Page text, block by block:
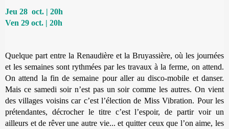
Jeu 28 oct. | 20h
Ven 29 oct. | 20h
Quelque part entre la Renaudière et la Bruyassière, où les journées
et les semaines sont rythmées par les travaux à la ferme, on attend.
On attend la fin de semaine pour aller au disco-mobile et danser.
Mais ce samedi soir n’est pas un soir comme les autres. On vient
des villages voisins car c’est l’élection de Miss Vibration. Pour les
prétendantes, décrocher le titre c’est l’espoir, de partir voir un
ailleurs et de rêver une autre vie... et quitter ceux que l’on aime, les